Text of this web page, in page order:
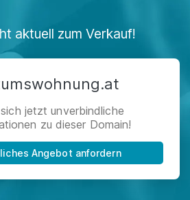
aktuell zum Verkauf!
jetzt unverbindliche
zu dieser Domain!
Angebot anfordern